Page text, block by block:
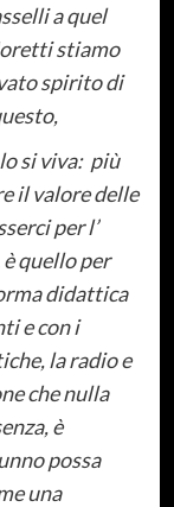
a quel
stiamo
spirito di
si viva: più
il valore delle
per l’
quello per
didattica
e con i
la radio e
che nulla
è
possa
una